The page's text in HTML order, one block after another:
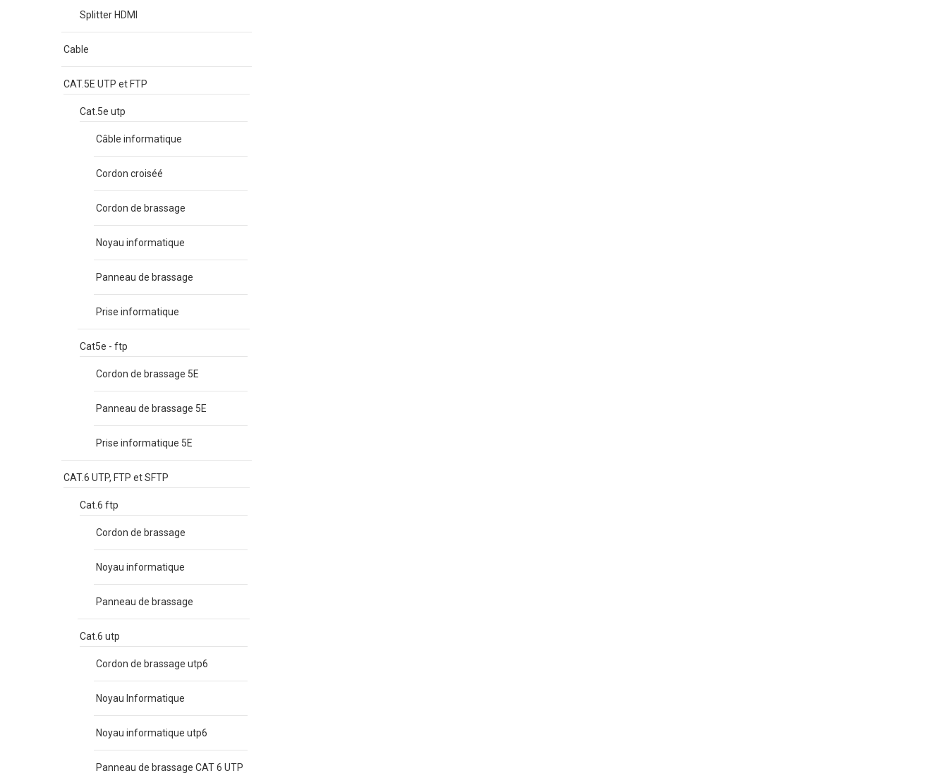
Splitter HDMI
Cable
CAT.5E UTP et FTP
Cat.5e utp
Câble informatique
Cordon croiséé
Cordon de brassage
Noyau informatique
Panneau de brassage
Prise informatique
Cat5e - ftp
Cordon de brassage 5E
Panneau de brassage 5E
Prise informatique 5E
CAT.6 UTP, FTP et SFTP
Cat.6 ftp
Cordon de brassage
Noyau informatique
Panneau de brassage
Cat.6 utp
Cordon de brassage utp6
Noyau Informatique
Noyau informatique utp6
Panneau de brassage CAT 6 UTP